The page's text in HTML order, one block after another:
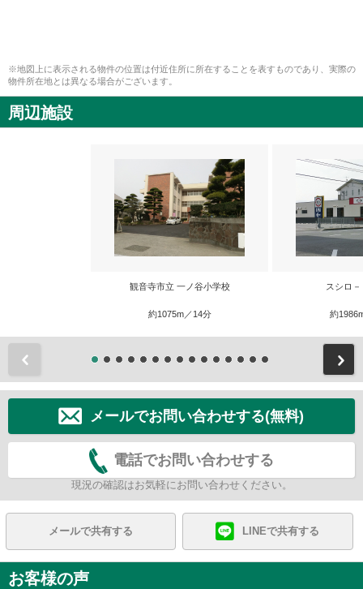
※地図上に表示される物件の位置は付近住所に所在することを表すものであり、実際の
物件所在地とは異なる場合がございます。
周辺施設
観音寺市立 一ノ谷小学校
約1075m／14分
スシロ
約
メールでお問い合わせする(無料)
電話でお問い合わせする
現況の確認はお気軽にお問い合わせください。
メールで共有する LINEで共有する
お客様の声